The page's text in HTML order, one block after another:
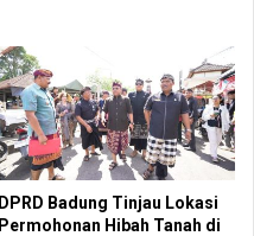
DPRD Badung Tinjau Lokasi
Permohonan Hibah Tanah di